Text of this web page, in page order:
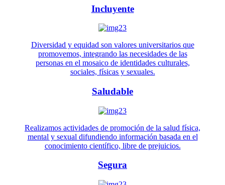
Incluyente
Diversidad y equidad son valores universitarios que
promovemos, integrando las necesidades de las
personas en el mosaico de identidades culturales,
sociales, físicas y sexuales.
Saludable
Realizamos actividades de promoción de la salud física,
mental y sexual difundiendo información basada en el
conocimiento científico, libre de prejuicios.
Segura